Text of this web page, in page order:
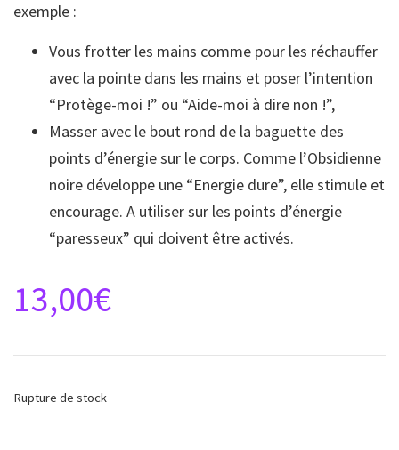
exemple :
Vous frotter les mains comme pour les réchauffer
avec la pointe dans les mains et poser l’intention
“Protège-moi !” ou “Aide-moi à dire non !”,
Masser avec le bout rond de la baguette des
points d’énergie sur le corps. Comme l’Obsidienne
noire développe une “Energie dure”, elle stimule et
encourage. A utiliser sur les points d’énergie
“paresseux” qui doivent être activés.
13,00€
Rupture de stock